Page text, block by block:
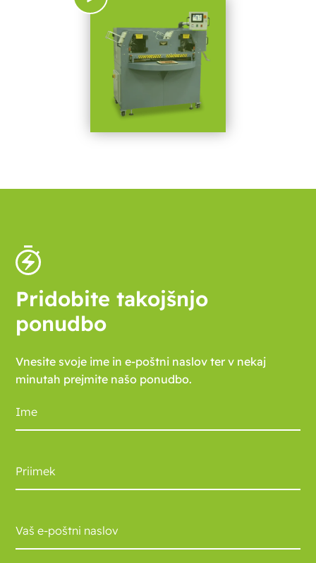
Pridobite takojšnjo
ponudbo
Vnesite svoje ime in e-poštni naslov ter v nekaj
minutah prejmite našo ponudbo.